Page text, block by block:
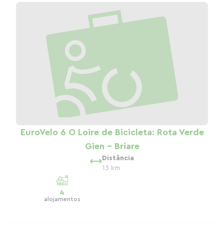
EuroVelo 6 O Loire de Bicicleta: Rota Verde
Gien - Briare
Distância
13 km
4
alojamentos